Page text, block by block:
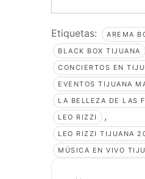
Etiquetas: AREMA
BLACK BOX TIJUANA
CONCIERTOS EN
EVENTOS TIJUANA
LA BELLEZA DE LAS
LEO RIZZI ,
LEO RIZZI TIJUANA
MÚSICA EN VIVO